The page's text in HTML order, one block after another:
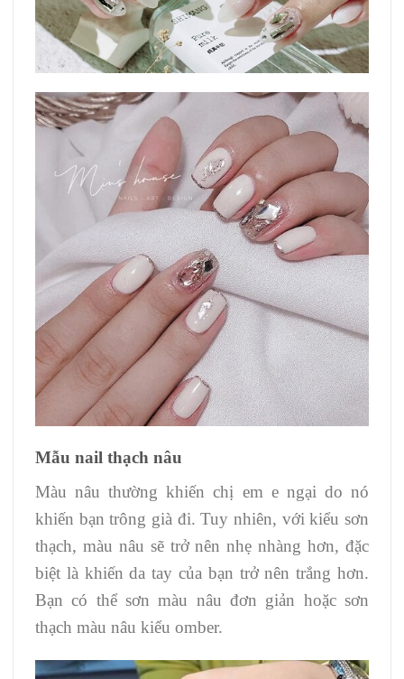
Mẫu nail thạch nâu
Màu nâu thường khiến chị em e ngại do nó
khiến bạn trông già đi. Tuy nhiên, với kiểu sơn
thạch, màu nâu sẽ trở nên nhẹ nhàng hơn, đặc
biệt là khiến da tay của bạn trở nên trắng hơn.
Bạn có thể sơn màu nâu đơn giản hoặc sơn
thạch màu nâu kiểu omber.